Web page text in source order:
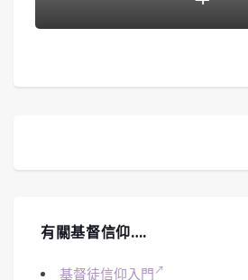
有關基督信仰….
基督徒信仰入門